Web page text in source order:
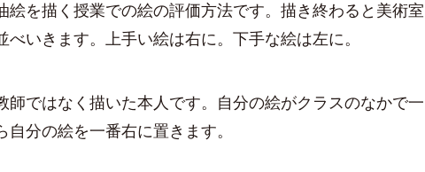
絵を描く授業での絵の評価方法です。描き終わると美術室
べいきます。上手い絵は右に。下手な絵は左に。
師ではなく描いた本人です。自分の絵がクラスのなかで一
自分の絵を一番右に置きます。